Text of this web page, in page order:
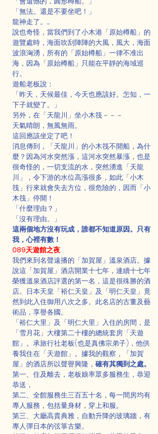
「無法。還是不要坐吧！」
龍神走了。......
說也奇怪，當我們到了小木港「原始樽船」的
遊覽處時，海面吹刮陣陣的大風，風大，海面
波浪洶湧，所有的「原始樽船」一律不准出
海，因為「原始樽船」只能在平靜的海域巡
行。
遊船老板說：
「昨天，天候最佳，今天也應該好。怎知，一
下子就變了。」
另外，在「天龍川」坐小木筏－－－
天氣晴朗，無風無雨。
這回應該坐定了吧！
消息傳到，「天龍川」的小木筏不開船，為什
麼？因為河水突然漲，這河水突然暴漲，也是
很奇怪的，一切支流的水，突然湧進「天龍
川」，令下游的水位高漲很多，如此「小木
筏」行來就會失去方位，很危險的，因而「小
木筏」停開！
「什麼理由？」
「沒有理由。」
這兩個地方沒有玩成，誰都不知道原因。只有
我，心裡有數！
089天遊館之夜
我們來到名聲遠播的「加賀屋」溫泉酒店。據
說這「加賀屋」酒店開業十七年，連續十七年
榮獲溫泉酒店評選的第一名，這是很殊勝的酒
店。日本天皇「裕仁天皇」及「明仁天皇」竟
然到此入住御用八次之多。此名店的古董及藝
術品，享譽各國。
「裕仁大里」及「明仁大里」入住的房間，是
「雪月花」大樓第二十樓的總統套房「天遊
館」。承旅行社老板(也是真佛宗弟子)，他供
養我住在「天遊館」。據我的觀察，「加賀
屋」的酒店所以聲譽興隆， 確有其獨到之處。
第一、住及離去，老板娘率眾多服務生，恭迎
恭送，
第二、全館服務生三百五十名，每一間房均有
專人服務，包括量身材，穿上和服。
第三、大廳高貴典雅，自動升降的玻璃牆，有
專人彈日本的弦箏古樂。